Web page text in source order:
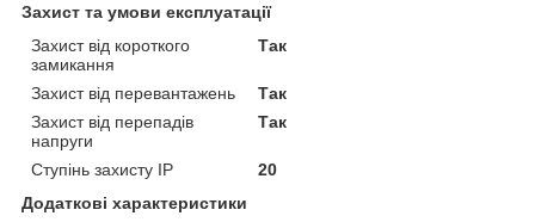
Захист та умови експлуатації
Захист від короткого
замикання
Так
Захист від перевантажень
Так
Захист від перепадів
напруги
Так
Ступінь захисту IP
20
Додаткові характеристики